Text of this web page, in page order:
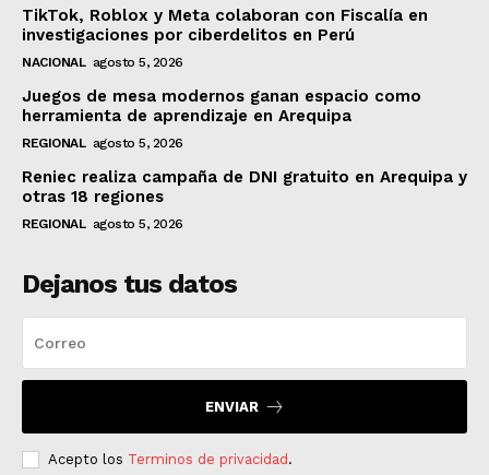
TikTok, Roblox y Meta colaboran con Fiscalía en
investigaciones por ciberdelitos en Perú
NACIONAL agosto 5, 2026
Juegos de mesa modernos ganan espacio como
herramienta de aprendizaje en Arequipa
REGIONAL agosto 5, 2026
Reniec realiza campaña de DNI gratuito en Arequipa y
otras 18 regiones
REGIONAL agosto 5, 2026
Dejanos tus datos
ENVIAR
Acepto los Terminos de privacidad .